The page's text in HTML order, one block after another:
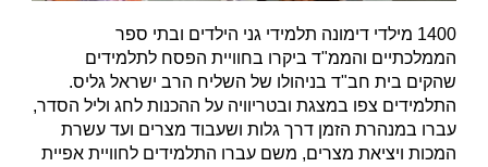
1400 מילדי דימונה תלמידי גני הילדים ובתי ספר
הממלכתיים והממ"ד ביקרו בחוויית הפסח לתלמידים
שהקים בית חב"ד בניהולו של השליח הרב ישראל גליס.
התלמידים צפו במצגת ובטריוויה על ההכנות לחג וליל הסדר,
עברו במנהרת הזמן דרך גלות ושעבוד מצרים ועד עשרת
המכות ויציאת מצרים, משם עברו התלמידים לחוויית אפיית